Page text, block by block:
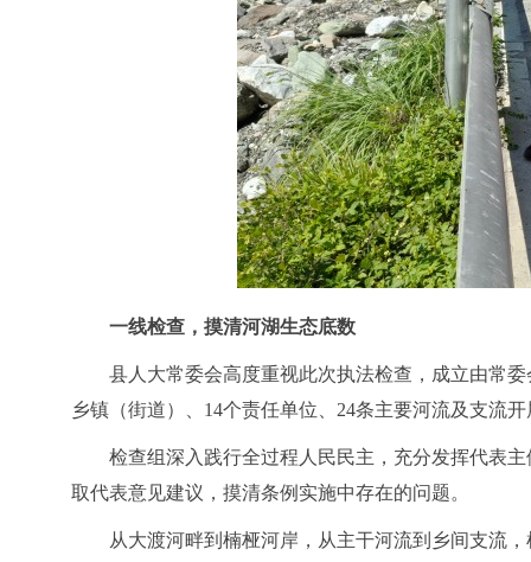
一线检查，摸清河湖生态底数
县人大常委会高度重视此次执法检查，成立由常
乡镇（街道）、14个责任单位、24条主要河流及支流
检查组深入践行全过程人民民主，充分发挥代表
取代表意见建议，摸清条例实施中存在的问题。
从大渡河畔到楠桠河岸，从主干河流到乡间支流